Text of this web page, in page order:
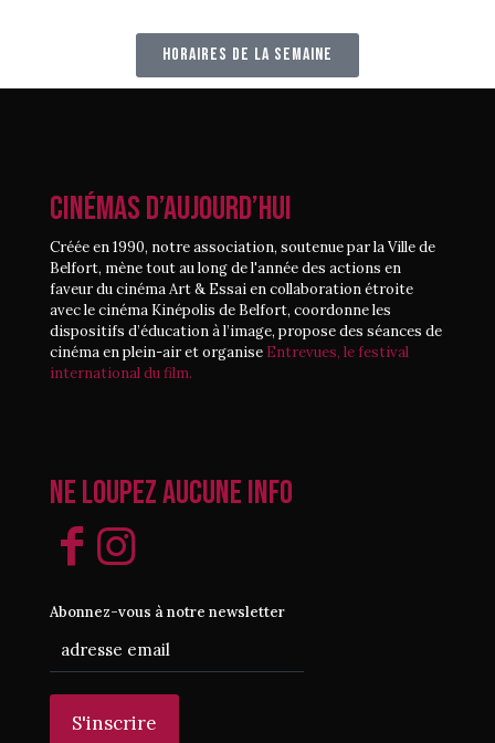
horaires de la semaine
CINÉMAS D’AUJOURD’HUI
Créée en 1990, notre association, soutenue par la Ville de
Belfort, mène tout au long de l'année des actions en
faveur du cinéma Art & Essai en collaboration étroite
avec le cinéma Kinépolis de Belfort, coordonne les
dispositifs d’éducation à l’image, propose des séances de
cinéma en plein-air et organise Entrevues, le festival
international du film.
Ne loupez aucune info
Abonnez-vous à notre newsletter